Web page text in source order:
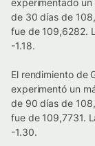
experimentado
de 30 días de
fue de 109,6282.
-1.18.
El rendimiento de
experimentó un
de 90 días de
fue de 109,7731.
-1.30.